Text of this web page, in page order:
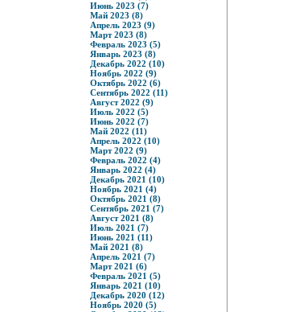
Июнь 2023 (7)
Май 2023 (8)
Апрель 2023 (9)
Март 2023 (8)
Февраль 2023 (5)
Январь 2023 (8)
Декабрь 2022 (10)
Ноябрь 2022 (9)
Октябрь 2022 (6)
Сентябрь 2022 (11)
Август 2022 (9)
Июль 2022 (5)
Июнь 2022 (7)
Май 2022 (11)
Апрель 2022 (10)
Март 2022 (9)
Февраль 2022 (4)
Январь 2022 (4)
Декабрь 2021 (10)
Ноябрь 2021 (4)
Октябрь 2021 (8)
Сентябрь 2021 (7)
Август 2021 (8)
Июль 2021 (7)
Июнь 2021 (11)
Май 2021 (8)
Апрель 2021 (7)
Март 2021 (6)
Февраль 2021 (5)
Январь 2021 (10)
Декабрь 2020 (12)
Ноябрь 2020 (5)